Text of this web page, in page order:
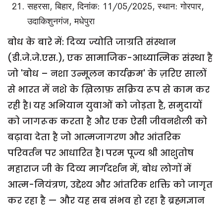
सहरसा, बिहार, दिनांक: 11/05/2025, स्थान: गोरपार,
उदाकिशुनगंज, मधेपुरा
बोध के बारे में: दिव्य ज्योति जाग्रति संस्थान
(डी.जे.जे.एस.), एक सामाजिक-आध्यात्मिक संस्था है
जो 'बोध – नशा उन्मूलन कार्यक्रम' के ज़रिए सालों
से भारत में नशे के ख़िलाफ़ सक्रिय रूप से काम कर
रही है। यह अभियान युवाओं को जोड़ता है, समुदायों
को जागरूक करता है और एक ऐसी जीवनशैली को
बढ़ावा देता है जो आत्मजागरण और आंतरिक
परिवर्तन पर आधारित है। परम पूज्य श्री आशुतोष
महाराज जी के दिव्य मार्गदर्शन में, बोध लोगों में
आत्म-नियंत्रण, उद्देश्य और आंतरिक शक्ति को जागृत
कर रहा है — और यह सब संभव हो रहा है ब्रह्मज्ञान